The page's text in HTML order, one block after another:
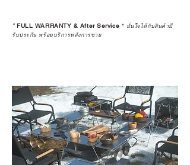
*FULL WARRANTY & After Service * มั่นใจได้กับสินค้ามี
รับประกัน พร้อมบริการหลังการขาย